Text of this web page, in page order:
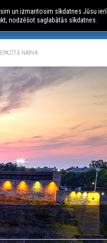
ČARTERLIDOJUMI
NARVA
un izmantosim sīkdatnes Jūsu
nodzēšot saglabātās sīkdatnes.